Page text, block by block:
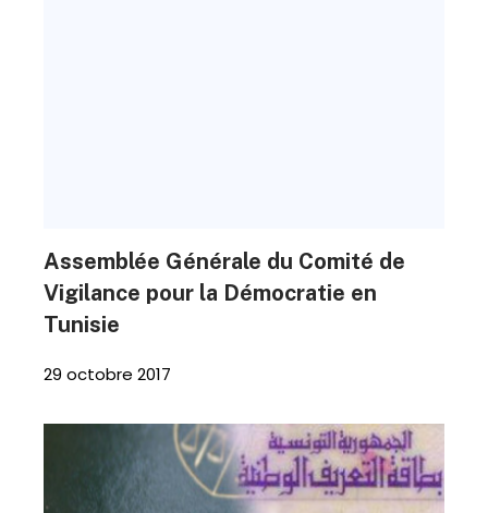
Assemblée Générale du Comité de
Vigilance pour la Démocratie en
Tunisie
29 octobre 2017